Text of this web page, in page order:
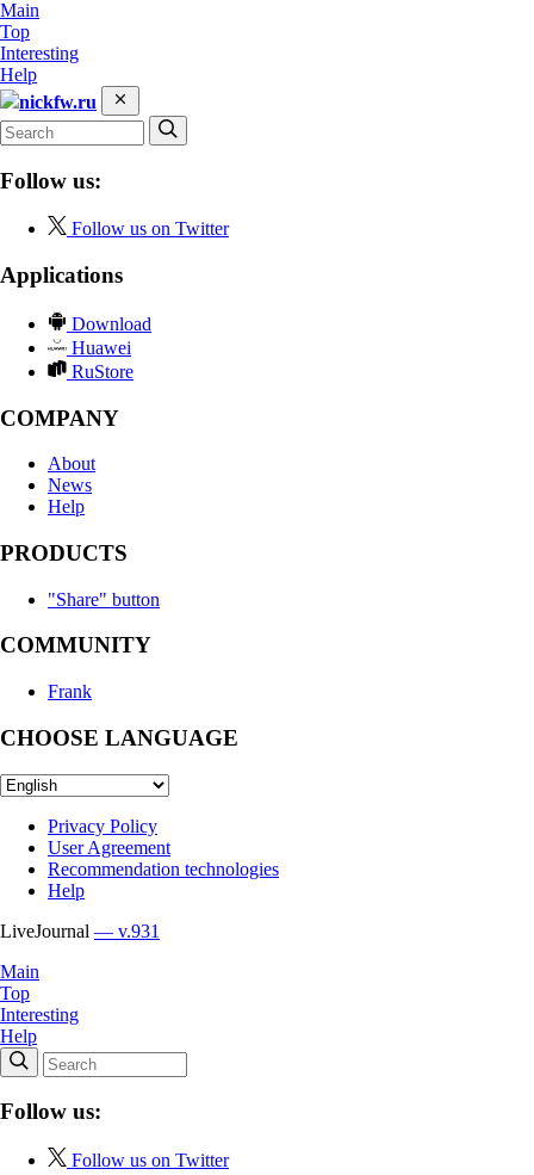
Main
Top
Interesting
Help
nickfw.ru
Follow us:
Follow us on Twitter
Applications
Download
Huawei
RuStore
COMPANY
About
News
Help
PRODUCTS
"Share" button
COMMUNITY
Frank
CHOOSE LANGUAGE
Privacy Policy
User Agreement
Recommendation technologies
Help
LiveJournal — v.931
Main
Top
Interesting
Help
Follow us:
Follow us on Twitter